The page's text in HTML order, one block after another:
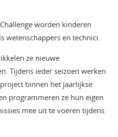
worden kinderen
wetenschappers en technici.
ze nieuwe
Tijdens ieder seizoen werken
binnen het jaarlijkse
programmeren ze hun eigen
mee uit te voeren tijdens